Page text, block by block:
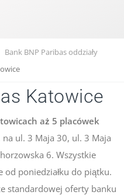
Bank BNP Paribas oddziały
Katowice
aż 5 placówek
ul. 3 Maja 30, ul. 3 Maja
6. Wszystkie
od poniedziałku do piątku.
standardowej oferty banku